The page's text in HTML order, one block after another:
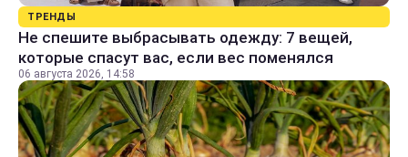
ТРЕНДЫ
Не спешите выбрасывать одежду: 7 вещей,
которые спасут вас, если вес поменялся
06 августа 2026, 14:58